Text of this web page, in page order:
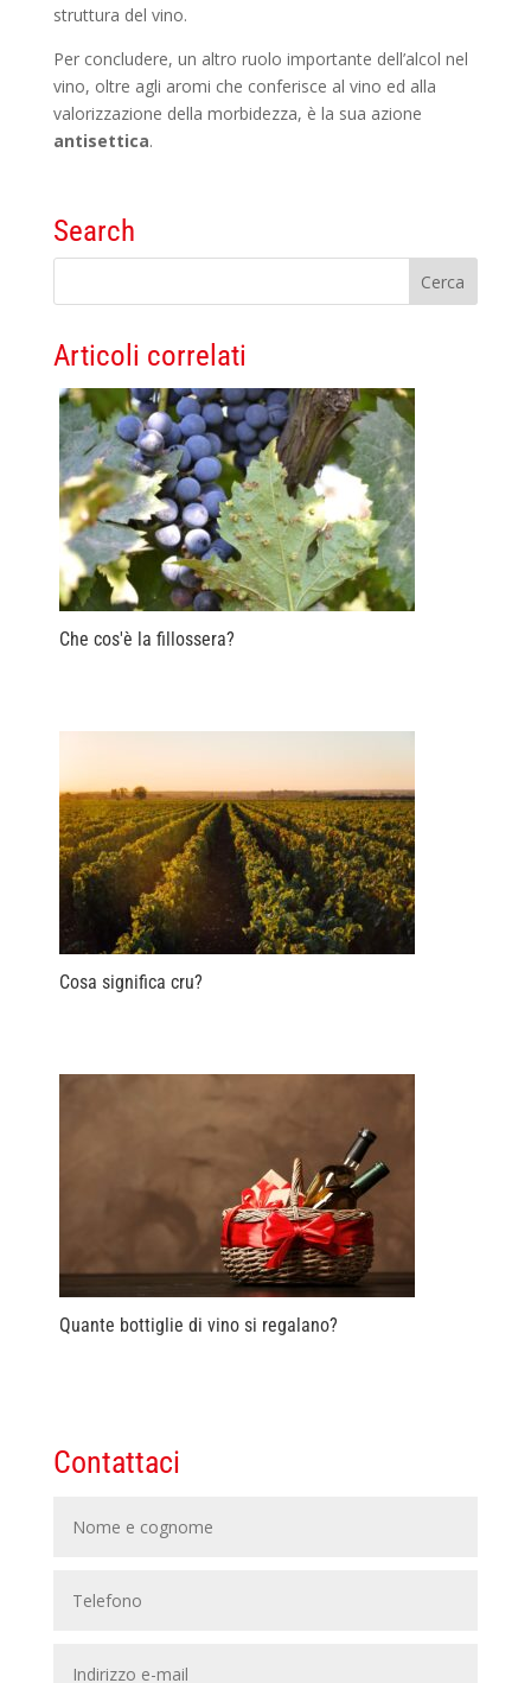
struttura del vino.
Per concludere, un altro ruolo importante dell’alcol nel
vino, oltre agli aromi che conferisce al vino ed alla
valorizzazione della morbidezza, è la sua azione
antisettica.
Search
Articoli correlati
Che cos'è la fillossera?
Cosa significa cru?
Quante bottiglie di vino si regalano?
Contattaci